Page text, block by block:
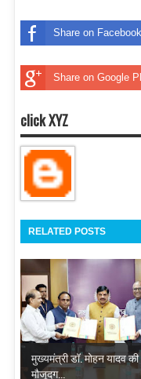
Share on Facebook
Share on Google
click XYZ
RELATED POSTS
मुख्यमंत्री डॉ. मोहन यादव की
मौजूदग...